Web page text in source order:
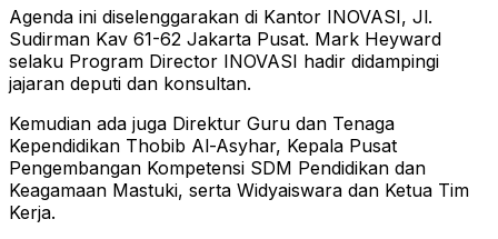
Agenda ini diselenggarakan di Kantor INOVASI, Jl.
Sudirman Kav 61-62 Jakarta Pusat. Mark Heyward
selaku Program Director INOVASI hadir didampingi
jajaran deputi dan konsultan.
Kemudian ada juga Direktur Guru dan Tenaga
Kependidikan Thobib Al-Asyhar, Kepala Pusat
Pengembangan Kompetensi SDM Pendidikan dan
Keagamaan Mastuki, serta Widyaiswara dan Ketua Tim
Kerja.